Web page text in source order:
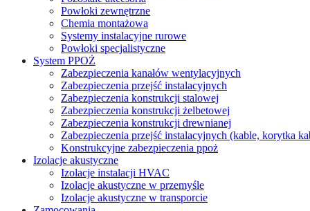
Powłoki zewnętrzne
Chemia montażowa
Systemy instalacyjne rurowe
Powłoki specjalistyczne
System PPOŻ
Zabezpieczenia kanałów wentylacyjnych
Zabezpieczenia przejść instalacyjnych
Zabezpieczenia konstrukcji stalowej
Zabezpieczenia konstrukcji żelbetowej
Zabezpieczenia konstrukcji drewnianej
Zabezpieczenia przejść instalacyjnych (kable, korytka
Konstrukcyjne zabezpieczenia ppoż
Izolacje akustyczne
Izolacje instalacji HVAC
Izolacje akustyczne w przemyśle
Izolacje akustyczne w transporcie